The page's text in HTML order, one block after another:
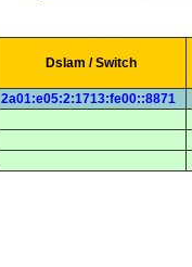
Dslam / Switch
2a01:e05:2:1713:fe00::8871